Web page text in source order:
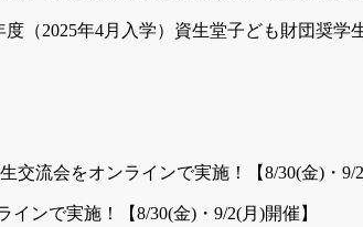
度（2025年4月入学）資生堂子ども財団奨学
ンで実施！【8/30(金)・9/2(月)開催】